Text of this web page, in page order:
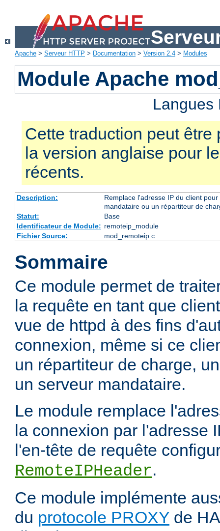
Apache > Serveur HTTP > Documentation > Version 2.4 > Modules
Module Apache
Cette traduction peut être
la version anglaise pour
récents.
Description:
Remplace l'adresse IP du client
mandataire ou un répartiteur de
Statut:
Base
Identificateur de Module: remoteip_module
Fichier Source:
mod_remoteip.c
Sommaire
Ce module permet de
la requête en tant que
vue de httpd à des fins
connexion, même si ce
un répartiteur de charge,
un serveur mandataire.
Le module remplace
la connexion par l'adresse
l'en-tête de requête
RemoteIPHeader.
Ce module implémente
du protocole PROXY de